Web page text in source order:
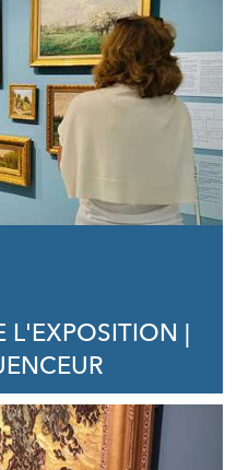
L'EXPOSITION |